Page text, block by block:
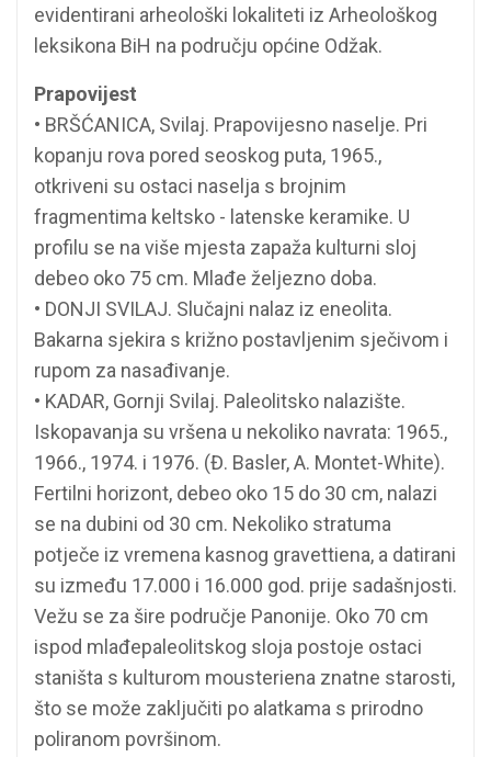
evidentirani arheološki lokaliteti iz Arheološkog
leksikona BiH na području općine Odžak.
Prapovijest
• BRŠĆANICA, Svilaj. Prapovijesno naselje. Pri
kopanju rova pored seoskog puta, 1965.,
otkriveni su ostaci naselja s brojnim
fragmentima keltsko - latenske keramike. U
profilu se na više mjesta zapaža kulturni sloj
debeo oko 75 cm. Mlađe željezno doba.
• DONJI SVILAJ. Slučajni nalaz iz eneolita.
Bakarna sjekira s križno postavljenim sječivom i
rupom za nasađivanje.
• KADAR, Gornji Svilaj. Paleolitsko nalazište.
Iskopavanja su vršena u nekoliko navrata: 1965.,
1966., 1974. i 1976. (Đ. Basler, A. Montet-White).
Fertilni horizont, debeo oko 15 do 30 cm, nalazi
se na dubini od 30 cm. Nekoliko stratuma
potječe iz vremena kasnog gravettiena, a datirani
su između 17.000 i 16.000 god. prije sadašnjosti.
Vežu se za šire područje Panonije. Oko 70 cm
ispod mlađepaleolitskog sloja postoje ostaci
staništa s kulturom mousteriena znatne starosti,
što se može zaključiti po alatkama s prirodno
poliranom površinom.